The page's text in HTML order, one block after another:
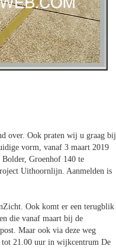
over. Ook praten wij u graag bij
vorm, vanaf 3 maart 2019
Groenhof 140 te
Uithoornlijn. Aanmelden is
Ook komt er een terugblik
die vanaf maart bij de
Maar ook via deze weg
tot 21.00 uur in wijkcentrum De